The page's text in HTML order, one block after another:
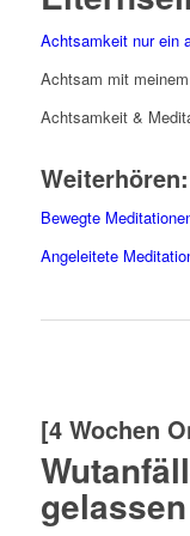
Achtsamkeit nur ein
Achtsam mit
Achtsamkeit &
Weiterhören:
Bewegte
Angeleitete
[4 Wochen